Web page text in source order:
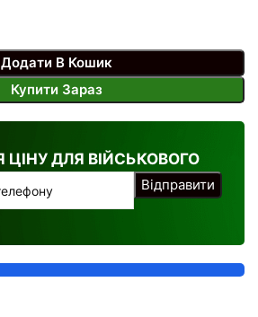
Додати В Кошик
Купити Зараз
ЦІНУ ДЛЯ ВІЙСЬКОВОГО